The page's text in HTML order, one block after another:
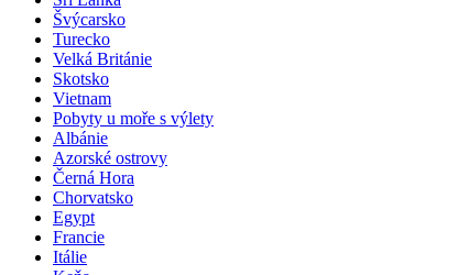
Švýcarsko
Turecko
Velká Británie
Skotsko
Vietnam
Pobyty u moře s výlety
Albánie
Azorské ostrovy
Černá Hora
Chorvatsko
Egypt
Francie
Itálie